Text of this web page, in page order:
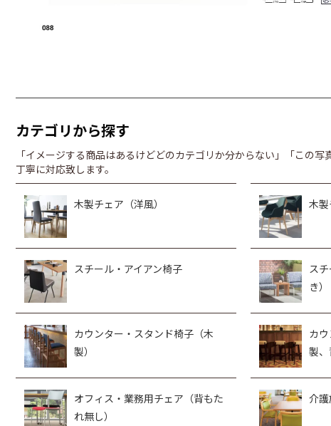
カテゴリから探す
「イメージする商品はあるけどどのカテゴリか分からない」「この
丁寧に対応致します。
木製チェア（洋風） 木製
スチール・アイアン椅子
ス
き）
カウンター・スタンド椅子（木
製）
カ
製、
オフィス・業務用チェア（背もた
れ無し）
介